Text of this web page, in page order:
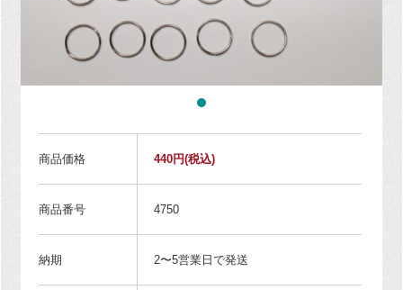
商品価格 440円(税込)
商品番号 4750
納期 2〜5営業日で発送